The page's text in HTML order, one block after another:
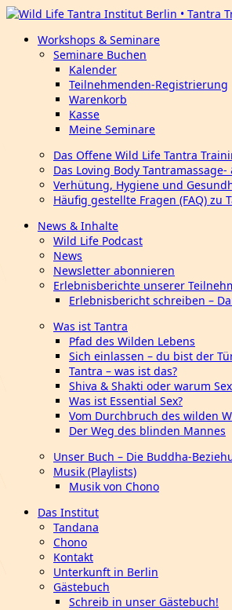
Workshops & Seminare
Seminare Buchen
Kalender
Teilnehmenden-Registrierung
Warenkorb
Kasse
Meine Seminare
Das Offene Wild Life Tantra
Das Loving Body
Verhütung, Hygiene und
Häufig gestellte Fragen (FAQ)
News & Inhalte
Wild Life Podcast
News
Newsletter abonnieren
Erlebnisberichte unserer
Erlebnisbericht schreiben –
Was ist Tantra
Pfad des Wilden Lebens
Sich einlassen – du bist der
Tantra – was ist das?
Shiva & Shakti oder warum
Was ist Essential Sex?
Vom Durchbruch des wilden
Der Weg des blinden Mannes
Unser Buch – Die Buddha-
Musik (Playlists)
Musik von Chono
Das Institut
Tandana
Chono
Kontakt
Unterkunft in Berlin
Gästebuch
Schreib in unser Gästebuch!